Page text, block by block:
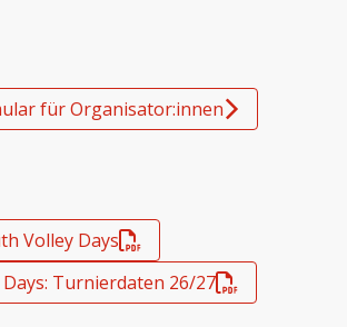
für Organisator:innen
Volley Days
Turnierdaten 26/27